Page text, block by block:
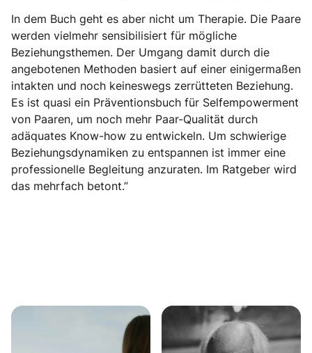
In dem Buch geht es aber nicht um Therapie. Die Paare
werden vielmehr sensibilisiert für mögliche
Beziehungsthemen. Der Umgang damit durch die
angebotenen Methoden basiert auf einer einigermaßen
intakten und noch keineswegs zerrütteten Beziehung.
Es ist quasi ein Präventionsbuch für Selfempowerment
von Paaren, um noch mehr Paar-Qualität durch
adäquates Know-how zu entwickeln. Um schwierige
Beziehungsdynamiken zu entspannen ist immer eine
professionelle Begleitung anzuraten. Im Ratgeber wird
das mehrfach betont.”